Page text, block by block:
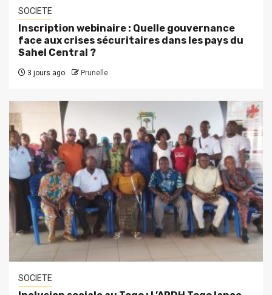
SOCIETE
Inscription webinaire : Quelle gouvernance
face aux crises sécuritaires dans les pays du
Sahel Central ?
3 jours ago Prunelle
SOCIETE